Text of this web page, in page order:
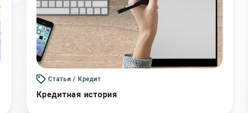
Статьи / Кредит
Кредитная история